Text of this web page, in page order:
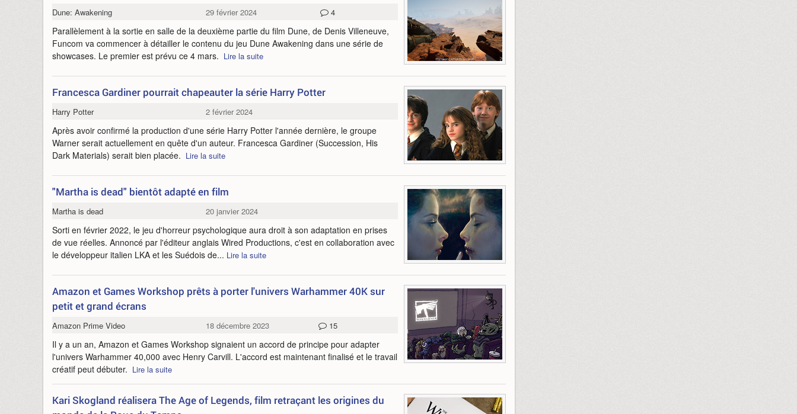
Dune: Awakening 29 février 2024 4
Parallèlement à la sortie en salle de la deuxième partie du film Dune, de Denis Villeneuve,
Funcom va commencer à détailler le contenu du jeu Dune Awakening dans une série de
showcases. Le premier est prévu ce 4 mars. Lire la suite
Francesca Gardiner pourrait chapeauter la série Harry Potter
Harry Potter 2 février 2024
Après avoir confirmé la production d'une série Harry Potter l'année dernière, le groupe
Warner serait actuellement en quête d'un auteur. Francesca Gardiner (Succession, His
Dark Materials) serait bien placée. Lire la suite
"Martha is dead" bientôt adapté en film
Martha is dead 20 janvier 2024
Sorti en février 2022, le jeu d'horreur psychologique aura droit à son adaptation en prises
de vue réelles. Annoncé par l'éditeur anglais Wired Productions, c'est en collaboration avec
le développeur italien LKA et les Suédois de... Lire la suite
Amazon et Games Workshop prêts à porter l'univers Warhammer 40K sur
petit et grand écrans
Amazon Prime Video 18 décembre 2023 15
Il y a un an, Amazon et Games Workshop signaient un accord de principe pour adapter
l'univers Warhammer 40,000 avec Henry Carvill. L'accord est maintenant finalisé et le travail
créatif peut débuter. Lire la suite
Kari Skogland réalisera The Age of Legends, film retraçant les origines du